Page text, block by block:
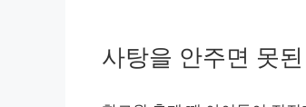
사탕을 안주면 못